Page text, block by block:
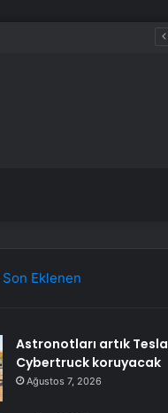
Son Eklenen
Astronotları artık Tesla
Cybertruck koruyacak
Ağustos 7, 2026